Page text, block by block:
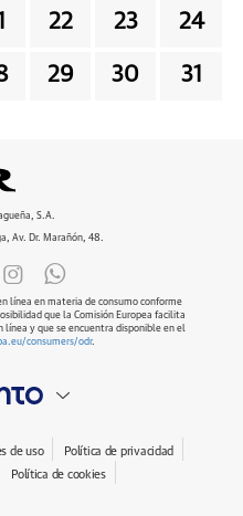
22 23 24
29 30 31
S.A.
Av. Dr. Marañón, 48.
línea en materia de consumo conforme
que la Comisión Europea facilita
y que se encuentra disponible en el
consumers/odr.
de uso
Política de privacidad
Política de cookies